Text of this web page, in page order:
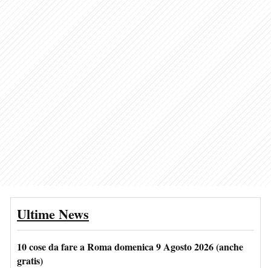
Ultime News
10 cose da fare a Roma domenica 9 Agosto 2026 (anche
gratis)